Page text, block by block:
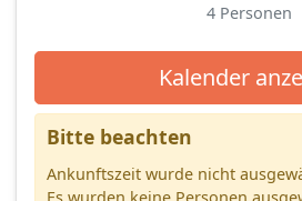
4 Personen
Kalender
Bitte beachten
Ankunftszeit wurde nicht